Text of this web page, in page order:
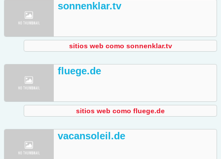
sonnenklar.tv
sitios web como sonnenklar.tv
fluege.de
sitios web como fluege.de
vacansoleil.de